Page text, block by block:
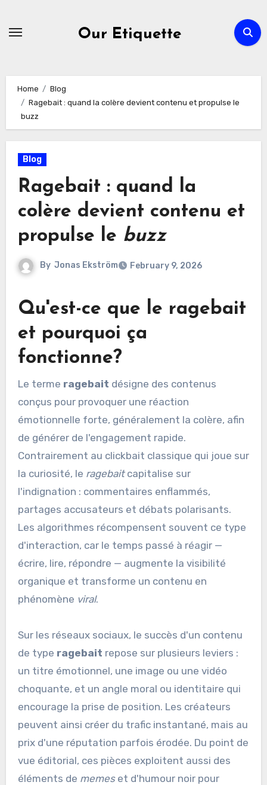
Our Etiquette
Home
Blog
Ragebait : quand la colère devient contenu et propulse le
buzz
Blog
Ragebait : quand la
colère devient contenu et
propulse le buzz
By Jonas Ekström February 9, 2026
Qu'est-ce que le ragebait
et pourquoi ça
fonctionne?
Le terme ragebait désigne des contenus
conçus pour provoquer une réaction
émotionnelle forte, généralement la colère, afin
de générer de l'engagement rapide.
Contrairement au clickbait classique qui joue sur
la curiosité, le ragebaitcapitalise sur
l'indignation : commentaires enflammés,
partages accusateurs et débats polarisants.
Les algorithmes récompensent souvent ce type
d'interaction, car le temps passé à réagir —
écrire, lire, répondre — augmente la visibilité
organique et transforme un contenu en
phénomène viral.
Sur les réseaux sociaux, le succès d'un contenu
de type ragebait repose sur plusieurs leviers :
un titre émotionnel, une image ou une vidéo
choquante, et un angle moral ou identitaire qui
encourage la prise de position. Les créateurs
peuvent ainsi créer du trafic instantané, mais au
prix d'une réputation parfois érodée. Du point de
vue éditorial, ces pièces exploitent aussi des
éléments de memeset d'humour noir pour